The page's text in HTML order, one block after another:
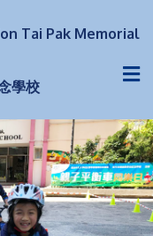
Tai Pak Memorial
學校